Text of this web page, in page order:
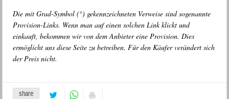
Die mit Grad-Symbol (°) gekennzeichneten Verweise sind sogenannte
Provision-Links. Wenn man auf einen solchen Link klickt und
einkauft, bekommen wir von dem Anbieter eine Provision. Dies
ermöglicht uns diese Seite zu betreiben. Für den Käufer verändert sich
der Preis nicht.
share